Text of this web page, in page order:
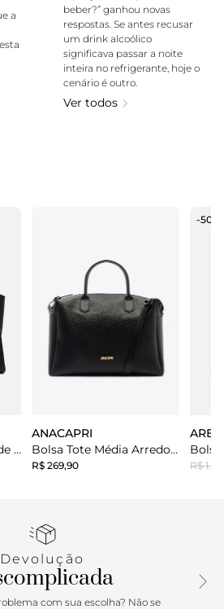
beber?” ganhou novas
respostas. Se antes recusar
um drink alcoólico
significava passar a noite
inteira no refrigerante, hoje o
cenário é outro.
Ver todos
a
Bolsa Tote Preta Grande Logo Perfurado
ANACAPRI
Bolsa Tote Média Arredondada Preta
R$ 269,90
-50%
R$
Devolução
com sua escolha? Não se